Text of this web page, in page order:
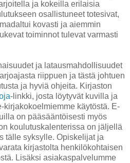
ja kokeilla erilaisia
osallistuneet totesivat,
kovasti ja aiemmin
toiminnot tulevat varmasti
ja latausmahdollisuudet
riippuen ja tästä johtuen
ja hyviä ohjeita. Kirjaston
-linkki, josta löytyvät kuvilla ja
kirjakokoelmiemme käytöstä. E-
on pääsääntöisesti myös
koulutuskalenterissa on jäljellä
tälle syksylle. Opiskelijat ja
kirjastolta henkilökohtaisen
Lisäksi asiakaspalvelumme